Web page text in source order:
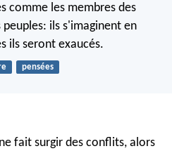
comme les membres des
peuples: ils s'imaginent en
ils seront exaucés.
pensées
fait surgir des conflits, alors